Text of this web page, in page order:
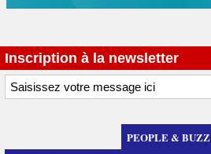
Inscription à la newsletter
PEOPLE & BUZZ